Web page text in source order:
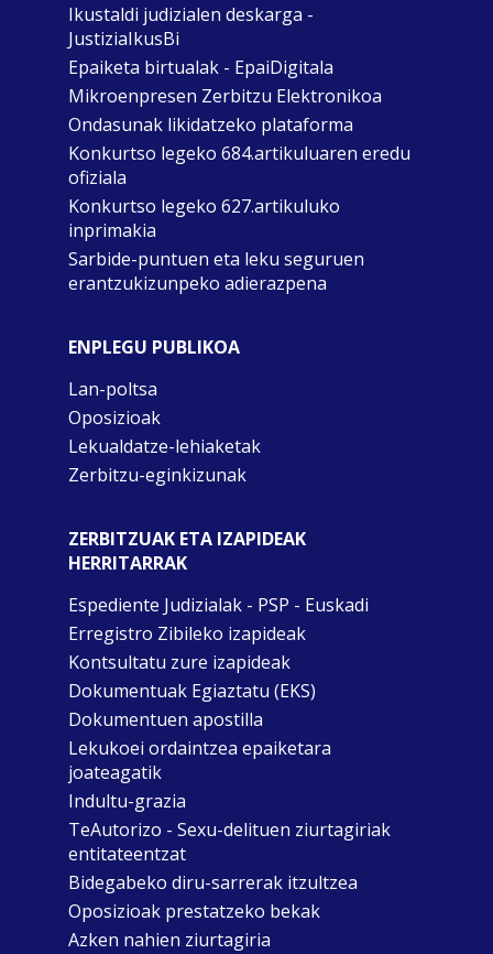
Ikustaldi judizialen deskarga -
JustiziaIkusBi
Epaiketa birtualak - EpaiDigitala
Mikroenpresen Zerbitzu Elektronikoa
Ondasunak likidatzeko plataforma
Konkurtso legeko 684.artikuluaren eredu
ofiziala
Konkurtso legeko 627.artikuluko
inprimakia
Sarbide-puntuen eta leku seguruen
erantzukizunpeko adierazpena
ENPLEGU PUBLIKOA
Lan-poltsa
Oposizioak
Lekualdatze-lehiaketak
Zerbitzu-eginkizunak
ZERBITZUAK ETA IZAPIDEAK
HERRITARRAK
Espediente Judizialak - PSP - Euskadi
Erregistro Zibileko izapideak
Kontsultatu zure izapideak
Dokumentuak Egiaztatu (EKS)
Dokumentuen apostilla
Lekukoei ordaintzea epaiketara
joateagatik
Indultu-grazia
TeAutorizo - Sexu-delituen ziurtagiriak
entitateentzat
Bidegabeko diru-sarrerak itzultzea
Oposizioak prestatzeko bekak
Azken nahien ziurtagiria